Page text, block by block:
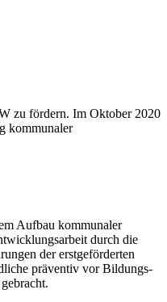
zu fördern. Im Oktober 2020
kommunaler
Aufbau kommunaler
durch die
der erstgeförderten
präventiv vor Bildungs-